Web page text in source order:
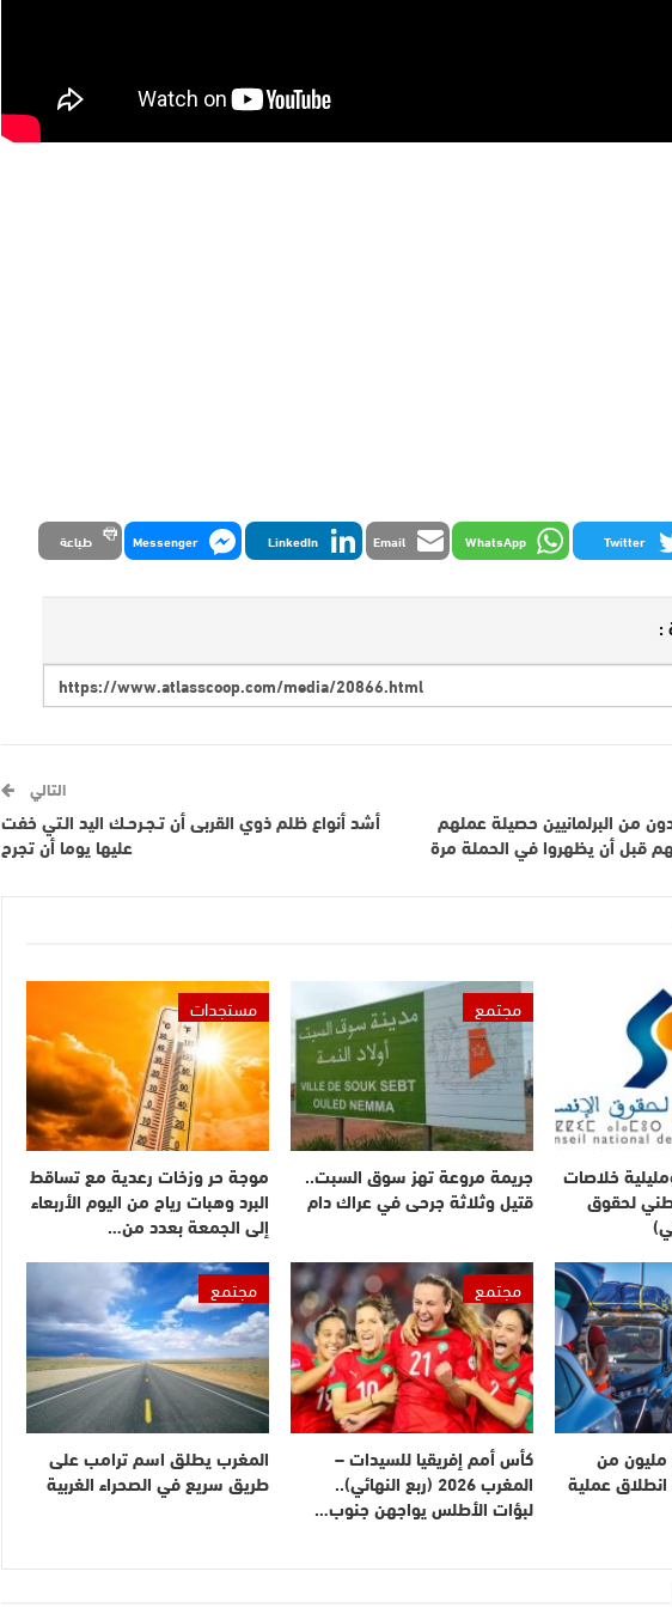
Twitter
WhatsApp
Email
LinkedIn
Messenger طباعة
:
من البرلمانيين حصيلة عملهم
قبل أن يظهروا في الحملة مرة
التالي
أشد أنواع ظلم ذوي القربى أن تـجـرحـك اليد الـتي خفت
عليها يوما أن تجرح
خلاصات
لحقوق
مجتمع
جريمة مروعة تهز سوق السبت..
قتيل وثلاثة جرحى في عراك دام
مستجدات
موجة حر وزخات رعدية مع تساقط
البرد وهبات رياح من اليوم الأربعاء
إلى الجمعة بعدد من…
دخول أزيد من 2,7 مليون من
انطلاق عملية
مجتمع
كأس أمم إفريقيا للسيدات –
المغرب 2026 (ربع النهائي)..
لبؤات الأطلس يواجهن جنوب…
مجتمع
المغرب يطلق اسم ترامب على
طريق سريع في الصحراء الغربية